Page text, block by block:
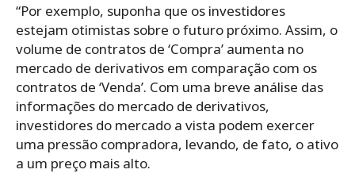
“Por exemplo, suponha que os investidores
estejam otimistas sobre o futuro próximo. Assim, o
volume de contratos de ‘Compra’ aumenta no
mercado de derivativos em comparação com os
contratos de ‘Venda’. Com uma breve análise das
informações do mercado de derivativos,
investidores do mercado a vista podem exercer
uma pressão compradora, levando, de fato, o ativo
a um preço mais alto.